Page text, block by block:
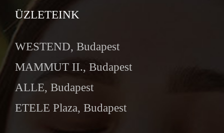
ÜZLETEINK
WESTEND, Budapest
MAMMUT II., Budapest
ALLE, Budapest
ETELE Plaza, Budapest